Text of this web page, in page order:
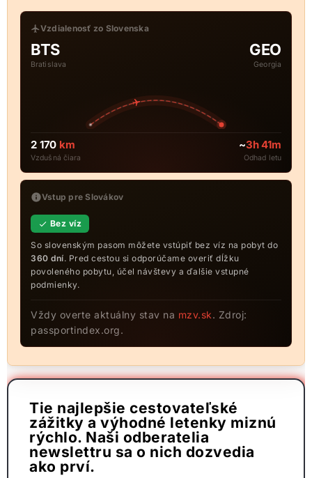
Vzdialenosť zo Slovenska
BTS
Bratislava
GEO
Georgia
2 170 km
Vzdušná čiara
~3h 41m
Odhad letu
Vstup pre Slovákov
Bez víz
So slovenským pasom môžete vstúpiť bez víz na pobyt do
360 dní. Pred cestou si odporúčame overiť dĺžku
povoleného pobytu, účel návštevy a ďalšie vstupné
podmienky.
Vždy overte aktuálny stav na mzv.sk. Zdroj:
passportindex.org.
Tie najlepšie cestovateľské
zážitky a výhodné letenky miznú
rýchlo. Naši odberatelia
newslettru sa o nich dozvedia
ako prví.